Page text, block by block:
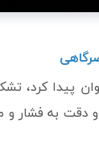
به فشار و